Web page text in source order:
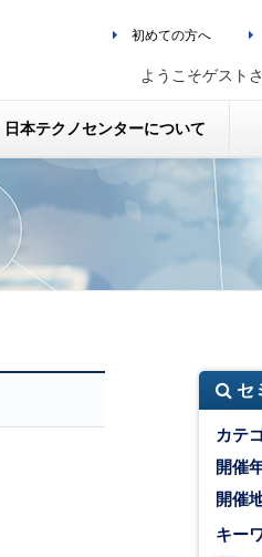
初めての方へ
ようこそゲスト
日本テクノセンターについて
セ
カテ
開催
開催
キー